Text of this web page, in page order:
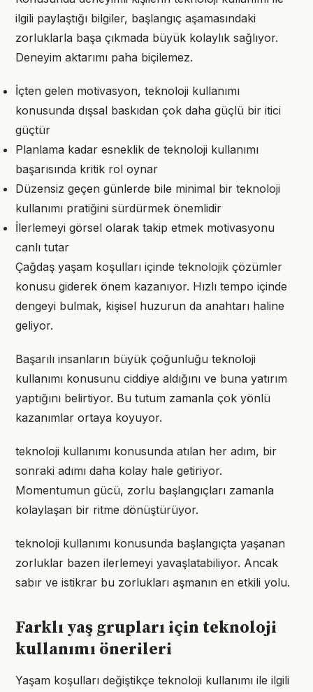
ilgili paylaştığı bilgiler, başlangıç aşamasındaki
zorluklarla başa çıkmada büyük kolaylık sağlıyor.
Deneyim aktarımı paha biçilemez.
İçten gelen motivasyon, teknoloji kullanımı
konusunda dışsal baskıdan çok daha güçlü bir itici
güçtür
Planlama kadar esneklik de teknoloji kullanımı
başarısında kritik rol oynar
Düzensiz geçen günlerde bile minimal bir teknoloji
kullanımı pratiğini sürdürmek önemlidir
İlerlemeyi görsel olarak takip etmek motivasyonu
canlı tutar
Çağdaş yaşam koşulları içinde teknolojik çözümler
konusu giderek önem kazanıyor. Hızlı tempo içinde
dengeyi bulmak, kişisel huzurun da anahtarı haline
geliyor.
Başarılı insanların büyük çoğunluğu teknoloji
kullanımı konusunu ciddiye aldığını ve buna yatırım
yaptığını belirtiyor. Bu tutum zamanla çok yönlü
kazanımlar ortaya koyuyor.
teknoloji kullanımı konusunda atılan her adım, bir
sonraki adımı daha kolay hale getiriyor.
Momentumun gücü, zorlu başlangıçları zamanla
kolaylaşan bir ritme dönüştürüyor.
teknoloji kullanımı konusunda başlangıçta yaşanan
zorluklar bazen ilerlemeyi yavaşlatabiliyor. Ancak
sabır ve istikrar bu zorlukları aşmanın en etkili yolu.
Farklı yaş grupları için teknoloji
kullanımı önerileri
Yaşam koşulları değiştikçe teknoloji kullanımı ile ilgili